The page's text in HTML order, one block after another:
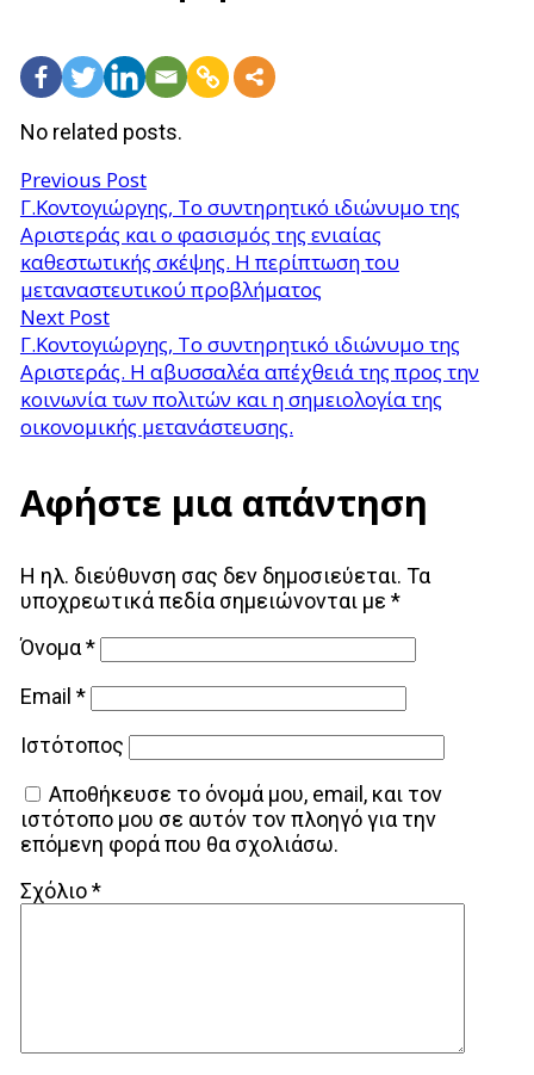
No related posts.
Previous Post
Γ.Κοντογιώργης, Το συντηρητικό ιδιώνυμο της
Αριστεράς και ο φασισμός της ενιαίας
καθεστωτικής σκέψης. Η περίπτωση του
μεταναστευτικού προβλήματος
Next Post
Γ.Κοντογιώργης, Το συντηρητικό ιδιώνυμο της
Αριστεράς. Η αβυσσαλέα απέχθειά της προς την
κοινωνία των πολιτών και η σημειολογία της
οικονομικής μετανάστευσης.
Αφήστε μια απάντηση
Η ηλ. διεύθυνση σας δεν δημοσιεύεται. Τα
υποχρεωτικά πεδία σημειώνονται με *
Όνομα*
Email *
Ιστότοπος
Αποθήκευσε το όνομά μου, email, και τον
ιστότοπο μου σε αυτόν τον πλοηγό για την
επόμενη φορά που θα σχολιάσω.
Σχόλιο*